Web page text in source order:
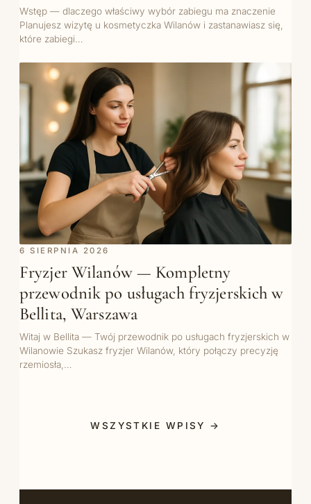
Wstęp — dlaczego właściwy wybór zabiegu ma znaczenie
Planujesz wizytę u kosmetyczka Wilanów i zastanawiasz się,
które zabiegi…
6 SIERPNIA 2026
Fryzjer Wilanów — Kompletny
przewodnik po usługach fryzjerskich w
Bellita, Warszawa
Witaj w Bellita — Twój przewodnik po usługach fryzjerskich w
Wilanowie Szukasz fryzjer Wilanów, który połączy precyzję
rzemiosła,…
WSZYSTKIE WPISY →